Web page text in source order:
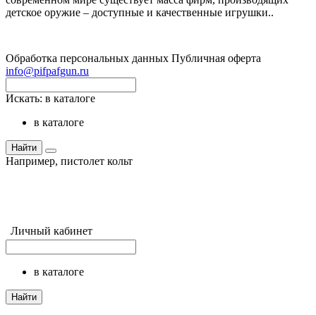
детское оружие – доступные и качественные игрушки..
Обработка персональных данных Публичная оферта
info@pifpafgun.ru
Искать: в каталоге
в каталоге
Найти
Например, пистолет кольт
Личный кабинет
в каталоге
Найти